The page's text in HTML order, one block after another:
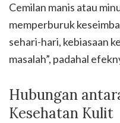
Cemilan manis atau
memperburuk
sehari-hari, kebiasaan
masalah”, padahal
Hubungan
Kesehatan Kulit